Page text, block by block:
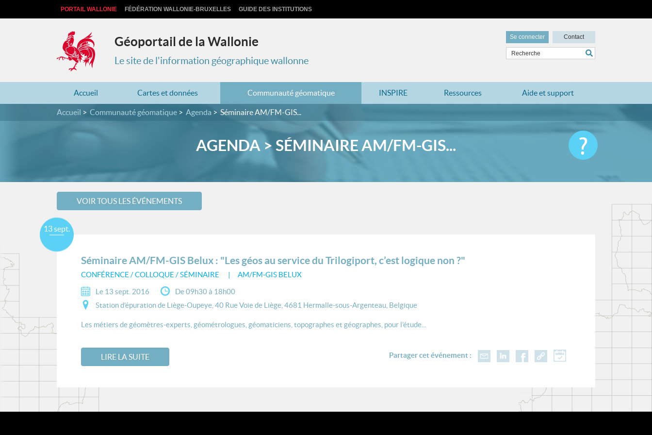
PORTAIL WALLONIE FÉDÉRATION WALLONIE-BRUXELLES GUIDE DES INSTITUTIONS
Géoportail de la Wallonie
Le site de l'information géographique wallonne
Se connecter Contact
Accueil Cartes et données Communauté géomatique INSPIRE Ressources Aide et support
Accueil Communauté géomatique Agenda Séminaire AM/FM-GIS...
AGENDA > SÉMINAIRE AM/FM-GIS...
VOIR TOUS LES ÉVÉNEMENTS
Séminaire AM/FM-GIS Belux : "Les géos au service du Trilogiport, c’est logique non ?"
CONFÉRENCE / COLLOQUE / SÉMINAIRE AM/FM-GIS BELUX
13 sept.
Le 13 sept. 2016
De 09h30 à 18h00
Station d’épuration de Liège-Oupeye, 40 Rue Voie de Liège, 4681 Hermalle-sous-Argenteau, Belgique
Les métiers de géomètres-experts, géométrologues, géomaticiens, topographes et géographes, pour l’étude...
LIRE LA SUITE Partager cet événement :